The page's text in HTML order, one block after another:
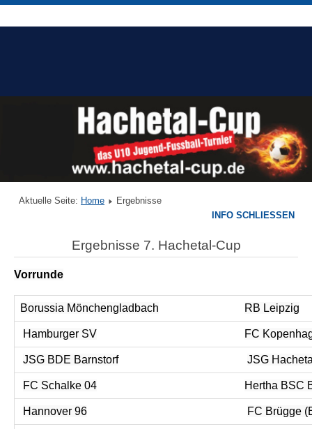
Aktuelle Seite: Home Ergebnisse
Ergebnisse 7. Hachetal-Cup
Vorrunde
Borussia Mönchengladbach RB Leipzig
Hamburger SV FC
JSG BDE Barnstorf JSG
FC Schalke 04 Hertha BSC
Hannover 96 FC Brügge
INFO SCHLIESSEN